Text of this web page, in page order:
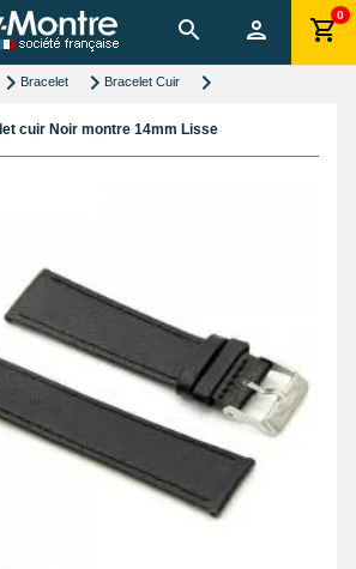
0
Bracelet Bracelet Cuir
cuir Noir montre 14mm Lisse